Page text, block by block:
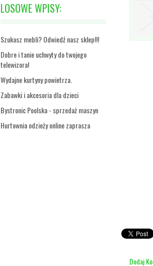
LOSOWE WPISY:
Szukasz mebli? Odwiedź nasz sklep!!!
Dobre i tanie uchwyty do twojego
telewizora!
Wydajne kurtyny powietrza.
Zabawki i akcesoria dla dzieci
Bystronic Poolska - sprzedaż maszyn
Hurtownia odzieży online zaprasza
Dodaj